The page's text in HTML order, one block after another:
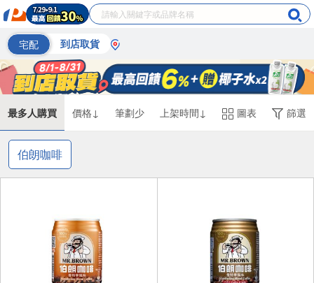
宅配 到店取貨
最多人購買 價格↓ 筆劃少 上架時間↓ 圖表 篩選
伯朗咖啡